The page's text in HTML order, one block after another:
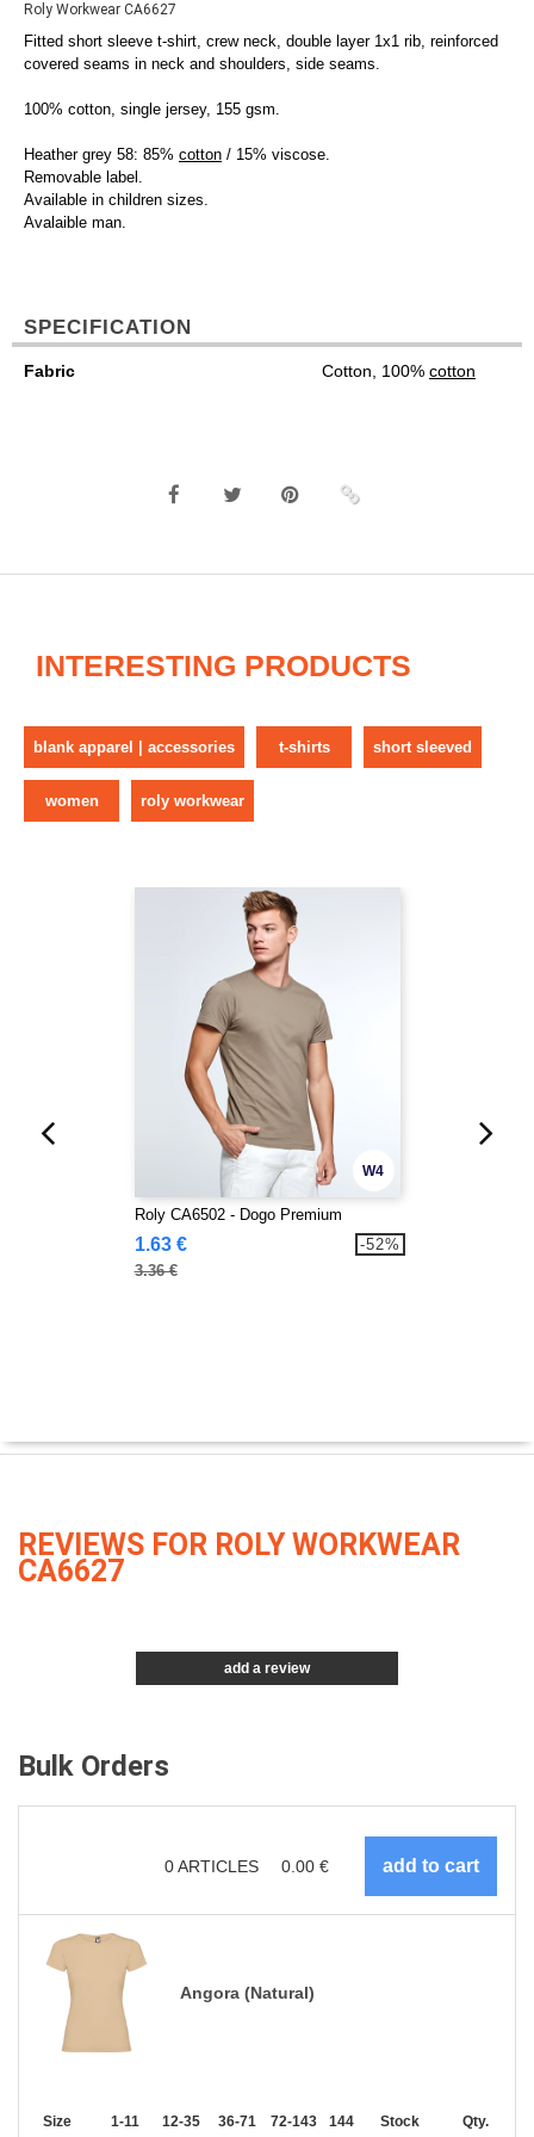
Roly Workwear CA6627
Fitted short sleeve t-shirt, crew neck, double layer 1x1 rib, reinforced
covered seams in neck and shoulders, side seams.
100% cotton, single jersey, 155 gsm.
Heather grey 58: 85% cotton / 15% viscose.
Removable label.
Available in children sizes.
Avalaible man.
SPECIFICATION
Fabric Cotton, 100% cotton
INTERESTING PRODUCTS
blank apparel | accessories t-shirts short sleeved
women roly workwear
W4
Roly CA6502 - Dogo Premium
1.63 €
3.36 €
-52%
REVIEWS FOR ROLY WORKWEAR
CA6627
add a review
Bulk Orders
0ARTICLES 0.00 €
Angora (Natural)
Size 1-11 12-35 36-71 72-143 144-287 288 + More
Stock Qty.